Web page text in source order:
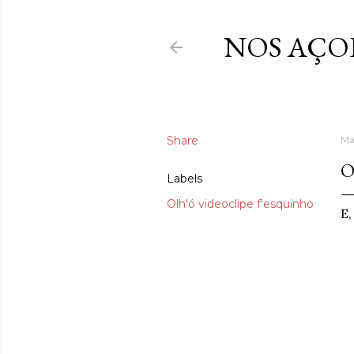
NOS
Share
Labels
Olh'ó videoclipe f'esquinho